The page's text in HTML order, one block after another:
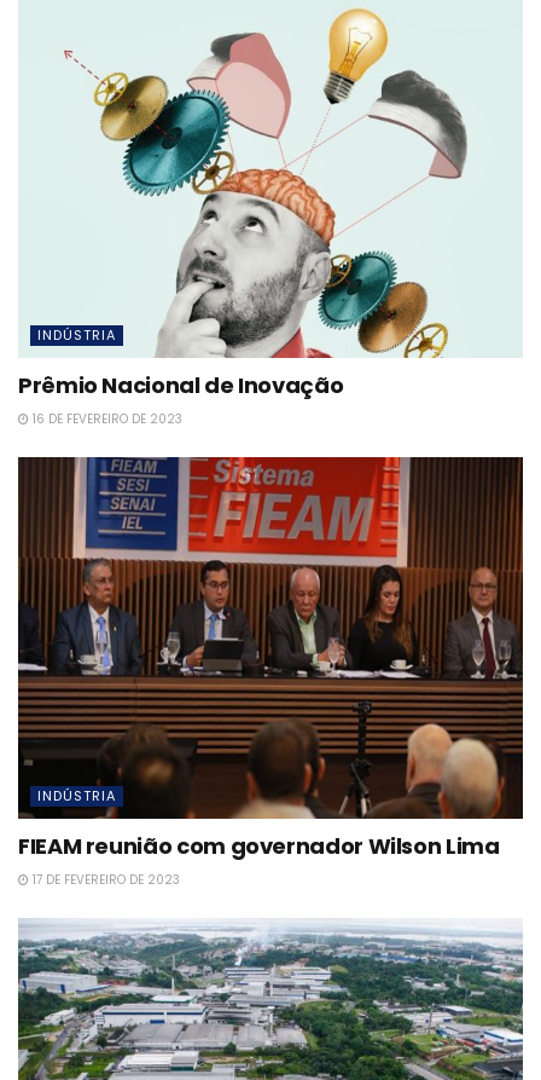
INDÚSTRIA
Prêmio Nacional de Inovação
16 DE FEVEREIRO DE 2023
INDÚSTRIA
FIEAM reunião com governador Wilson Lima
17 DE FEVEREIRO DE 2023